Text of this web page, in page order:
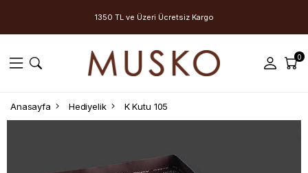
1350 TL ve Üzeri Ücretsiz Kargo
0
Anasayfa Hediyelik K Kutu 105